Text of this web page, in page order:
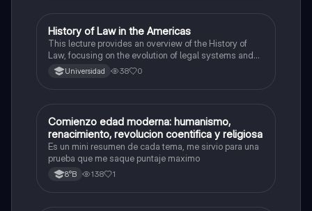
Historia, Geografía y Ciencias Sociales
History of Law in the Americas
This lecture provides an overview of the History of
Law, focusing on the evolution of legal systems and
institutions, particularly in the context of the discovery,
conquest, and colonization of the Americas and the
Universidad 38 0
Historia, Geografía y Ciencias Sociales
Comienzo edad moderna: humanismo,
renacimiento, revolucion coentifica y religiosa
Es un mini resumen de cada tema, me sirvio para una
prueba que me saque puntaje maximo
8°B 138 1